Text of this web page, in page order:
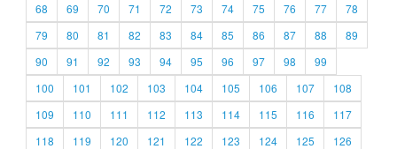
68
69 70 71 72 73 74 75 76 77
78
79
80 81 82 83 84 85 86 87 88
89
90
91 92 93 94 95 96 97 98
99
100
101 102 103 104 105 106 107
108
109
110 111 112 113 114 115 116
117
118
119 120 121 122 123 124 125
126